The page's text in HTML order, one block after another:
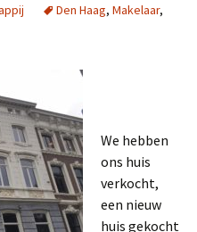
Den Haag, Makelaar,
We hebben
ons huis
verkocht,
een nieuw
huis gekocht